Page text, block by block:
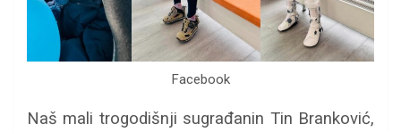
Facebook
Naš mali trogodišnji sugrađanin Tin Branković,